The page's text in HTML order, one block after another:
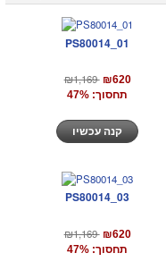
PS80014_01
₪1,169 ₪620
תחסוך: 47%
PS80014_03
₪1,169 ₪620
תחסוך: 47%